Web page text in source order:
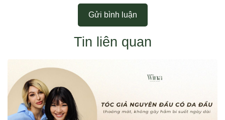
Gửi bình luận
Tin liên quan